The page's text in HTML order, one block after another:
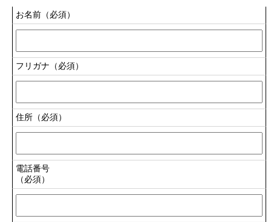
お名前（必須）
フリガナ（必須）
住所（必須）
電話番号
（必須）